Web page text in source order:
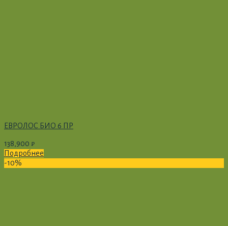
ЕВРОЛОС БИО 6 ПР
138,900 ₽
Подробнее
-10%